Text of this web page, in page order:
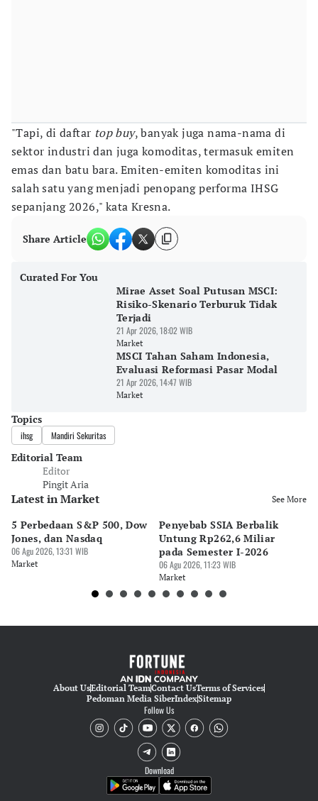
"Tapi, di daftar top buy, banyak juga nama-nama di
sektor industri dan juga komoditas, termasuk emiten
emas dan batu bara. Emiten-emiten komoditas ini
salah satu yang menjadi penopang performa IHSG
sepanjang 2026," kata Kresna.
Share Article
Curated For You
Mirae Asset Soal Putusan MSCI:
Risiko-Skenario Terburuk Tidak
Terjadi
21 Apr 2026, 18:02 WIB
Market
MSCI Tahan Saham Indonesia,
Evaluasi Reformasi Pasar Modal
21 Apr 2026, 14:47 WIB
Market
Topics
ihsg Mandiri Sekuritas
Editorial Team
Editor
Pingit Aria
Latest in Market See More
5 Perbedaan S&P 500, Dow
Jones, dan Nasdaq
06 Agu 2026, 13:31 WIB
Market
Penyebab SSIA Berbalik
Untung Rp262,6 Miliar
pada Semester I-2026
06 Agu 2026, 11:23 WIB
Market
About UsEditorial TeamContact UsTerms of Services
Pedoman Media SiberIndexSitemap
Follow Us
Download